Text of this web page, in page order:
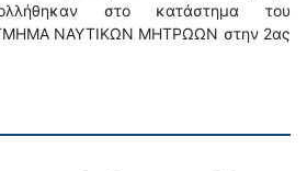
στο κατάστημα του
ΤΜΗΜΑ ΝΑΥΤΙΚΩΝ ΜΗΤΡΩΩΝ στην 2ας